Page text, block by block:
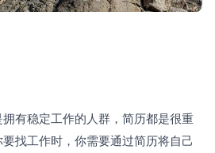
有稳定工作的人群，简历都是很重
找工作时，你需要通过简历将自己